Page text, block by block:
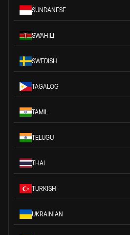
SUNDANESE
SWAHILI
SWEDISH
TAGALOG
TAMIL
TELUGU
THAI
TURKISH
UKRAINIAN